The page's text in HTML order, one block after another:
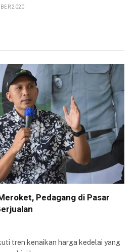
2020
Pedagang di Pasar
tren kenaikan harga kedelai yang